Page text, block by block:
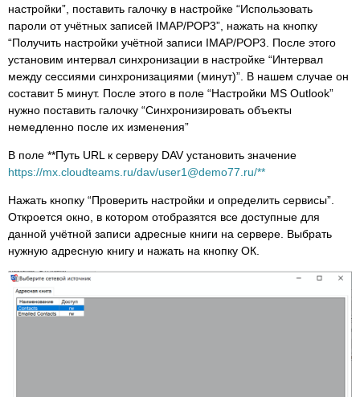
настройки”, поставить галочку в настройке “Использовать
пароли от учётных записей IMAP/POP3”, нажать на кнопку
“Получить настройки учётной записи IMAP/POP3. После этого
установим интервал синхронизации в настройке “Интервал
между сессиями синхронизациями (минут)”. В нашем случае он
составит 5 минут. После этого в поле “Настройки MS Outlook”
нужно поставить галочку “Синхронизировать объекты
немедленно после их изменения”
В поле **Путь URL к серверу DAV установить значение
https://mx.cloudteams.ru/dav/user1@demo77.ru/**
Нажать кнопку “Проверить настройки и определить сервисы”.
Откроется окно, в котором отобразятся все доступные для
данной учётной записи адресные книги на сервере. Выбрать
нужную адресную книгу и нажать на кнопку ОК.